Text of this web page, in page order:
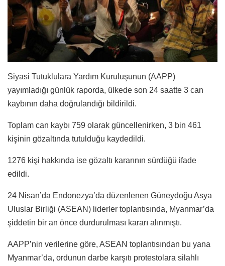
Siyasi Tutuklulara Yardım Kuruluşunun (AAPP)
yayımladığı günlük raporda, ülkede son 24 saatte 3 can
kaybının daha doğrulandığı bildirildi.
Toplam can kaybı 759 olarak güncellenirken, 3 bin 461
kişinin gözaltında tutulduğu kaydedildi.
1276 kişi hakkında ise gözaltı kararının sürdüğü ifade
edildi.
24 Nisan’da Endonezya’da düzenlenen Güneydoğu Asya
Uluslar Birliği (ASEAN) liderler toplantısında, Myanmar’da
şiddetin bir an önce durdurulması kararı alınmıştı.
AAPP’nin verilerine göre, ASEAN toplantısından bu yana
Myanmar’da, ordunun darbe karşıtı protestolara silahlı